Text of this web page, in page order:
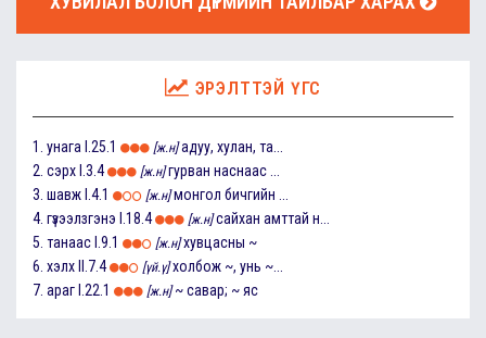
ЭРЭЛТТЭЙ ҮГС
1. унага I.25.1 [ж.н] адуу, хулан, та...
2. сэрх I.3.4 [ж.н] гурван наснаас ...
3. шавж I.4.1 [ж.н] монгол бичгийн ...
4. гүзээлзгэнэ I.18.4 [ж.н] сайхан амттай н...
5. танаас I.9.1 [ж.н] хувцасны ~
6. хэлх II.7.4 [үй.ү] холбож ~, унь ~...
7. араг I.22.1 [ж.н] ~ савар; ~ яс